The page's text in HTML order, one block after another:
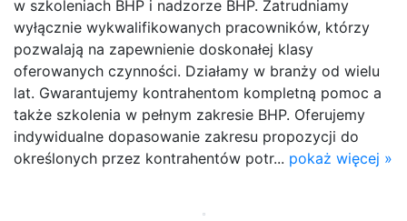
w szkoleniach BHP i nadzorze BHP. Zatrudniamy
wyłącznie wykwalifikowanych pracowników, którzy
pozwalają na zapewnienie doskonałej klasy
oferowanych czynności. Działamy w branży od wielu
lat. Gwarantujemy kontrahentom kompletną pomoc a
także szkolenia w pełnym zakresie BHP. Oferujemy
indywidualne dopasowanie zakresu propozycji do
określonych przez kontrahentów potr... pokaż więcej »